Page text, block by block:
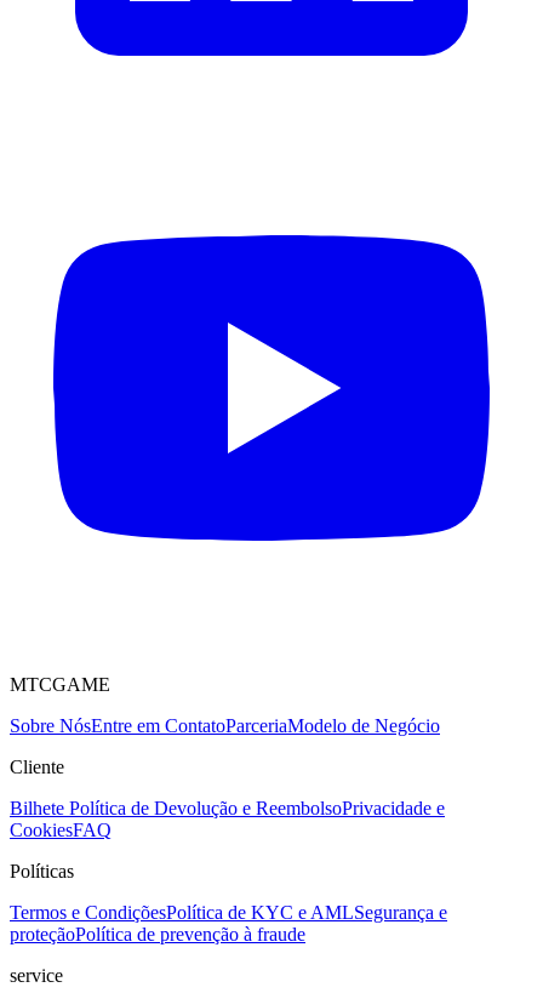
MTCGAME
Sobre NósEntre em ContatoParceriaModelo de Negócio
Cliente
Bilhete Política de Devolução e ReembolsoPrivacidade e
CookiesFAQ
Políticas
Termos e CondiçõesPolítica de KYC e AMLSegurança e
proteçãoPolítica de prevenção à fraude
service